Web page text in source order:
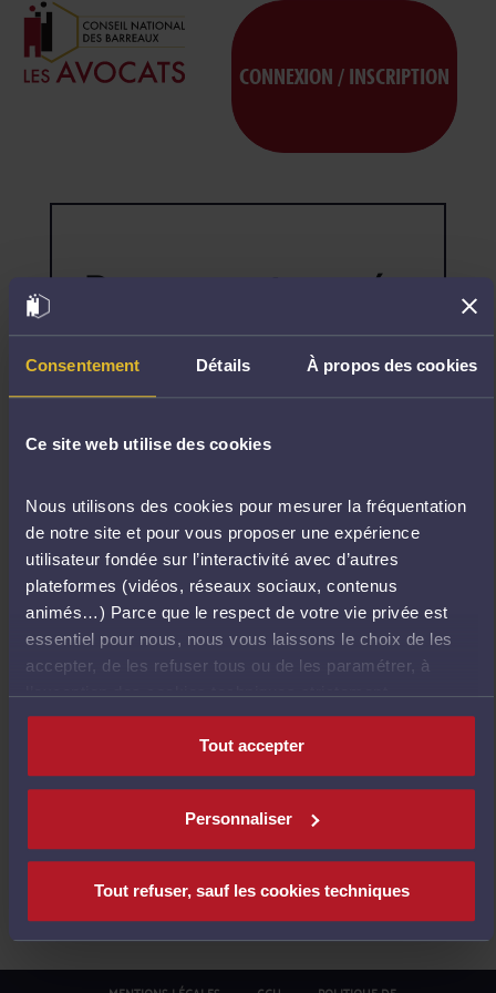
Consentement Détails À propos des cookies
Ce site web utilise des cookies
Nous utilisons des cookies pour mesurer la fréquentation
de notre site et pour vous proposer une expérience
utilisateur fondée sur l’interactivité avec d’autres
plateformes (vidéos, réseaux sociaux, contenus
animés…) Parce que le respect de votre vie privée est
essentiel pour nous, nous vous laissons le choix de les
accepter, de les refuser tous ou de les paramétrer, à
l’exception des cookies techniques strictement
nécessaires au fonctionnement du site.
Tout accepter
Personnaliser
Tout refuser, sauf les cookies techniques
CONNEXION / INSCRIPTION
Page non trouvée
la
page
pas.
E
T
O
U
R
À
L
'
C
I